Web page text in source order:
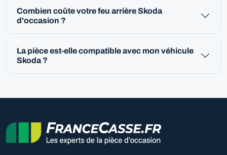
Combien coûte votre feu arrière Skoda
d'occasion ?
La pièce est-elle compatible avec mon véhicule
Skoda ?